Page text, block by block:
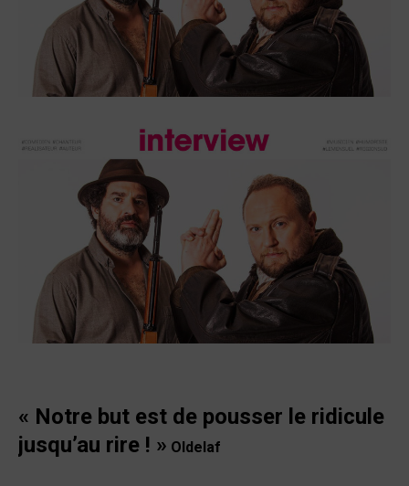
« Notre but est de pousser le ridicule
jusqu’au rire ! » Oldelaf